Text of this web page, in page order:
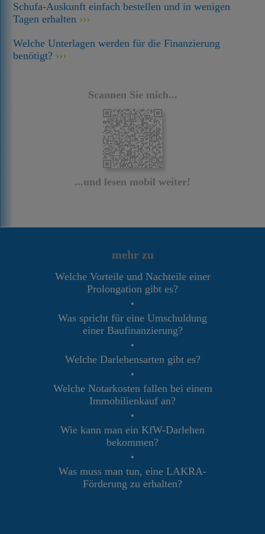
Schufa-Auskunft einfach bestellen und in wenigen
Tagen erhalten
Welche Unterlagen werden für die Finanzierung
benötigt?
Scannen Sie mich...
...und lesen mobil weiter!
mehr zu
Welche Vorteile und Nachteile einer
Prolongation gibt es?
•
Was spricht für eine Umschuldung
einer Baufinanzierung?
•
Welche Darlehensarten gibt es?
•
Welche Notarkosten fallen bei einem
Immobilienkauf an?
•
Wie kann man ein KfW-Darlehen
bekommen?
•
Was muss man tun, eine LAKRA-
Förderung zu erhalten?